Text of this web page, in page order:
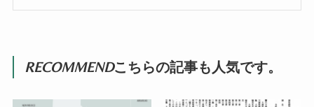
RECOMMENDこちらの記事も人気です。